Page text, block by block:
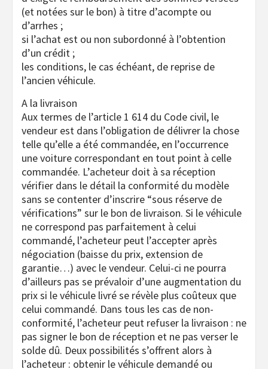
(et notées sur le bon) à titre d’acompte ou
d’arrhes ;
si l’achat est ou non subordonné à l’obtention
d’un crédit ;
les conditions, le cas échéant, de reprise de
l’ancien véhicule.
A la livraison
Aux termes de l’article 1 614 du Code civil, le
vendeur est dans l’obligation de délivrer la chose
telle qu’elle a été commandée, en l’occurrence
une voiture correspondant en tout point à celle
commandée. L’acheteur doit à sa réception
vérifier dans le détail la conformité du modèle
sans se contenter d’inscrire “sous réserve de
vérifications” sur le bon de livraison. Si le véhicule
ne correspond pas parfaitement à celui
commandé, l’acheteur peut l’accepter après
négociation (baisse du prix, extension de
garantie…) avec le vendeur. Celui-ci ne pourra
d’ailleurs pas se prévaloir d’une augmentation du
prix si le véhicule livré se révèle plus coûteux que
celui commandé. Dans tous les cas de non-
conformité, l’acheteur peut refuser la livraison : ne
pas signer le bon de réception et ne pas verser le
solde dû. Deux possibilités s’offrent alors à
l’acheteur : obtenir le véhicule demandé ou